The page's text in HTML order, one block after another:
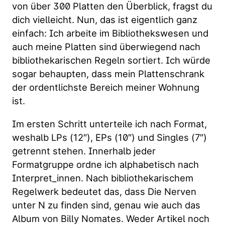
von über 300 Platten den Überblick, fragst du
dich vielleicht. Nun, das ist eigentlich ganz
einfach: Ich arbeite im Bibliothekswesen und
auch meine Platten sind überwiegend nach
bibliothekarischen Regeln sortiert. Ich würde
sogar behaupten, dass mein Plattenschrank
der ordentlichste Bereich meiner Wohnung
ist.
Im ersten Schritt unterteile ich nach Format,
weshalb LPs (12″), EPs (10″) und Singles (7″)
getrennt stehen. Innerhalb jeder
Formatgruppe ordne ich alphabetisch nach
Interpret_innen. Nach bibliothekarischem
Regelwerk bedeutet das, dass Die Nerven
unter N zu finden sind, genau wie auch das
Album von Billy Nomates. Weder Artikel noch